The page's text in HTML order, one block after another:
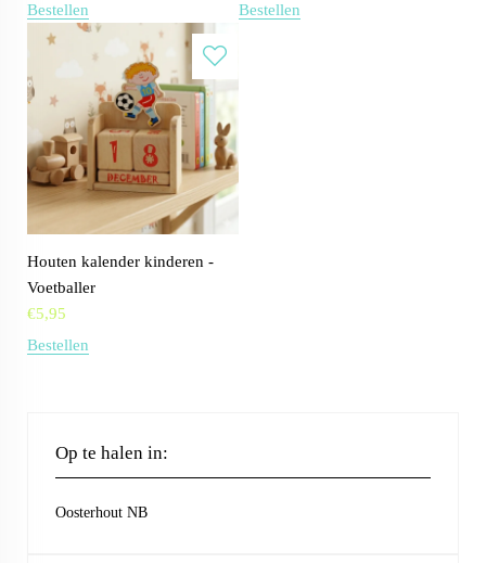
Bestellen
Bestellen
Houten kalender kinderen -
Voetballer
€5,95
Bestellen
Op te halen in:
Oosterhout NB